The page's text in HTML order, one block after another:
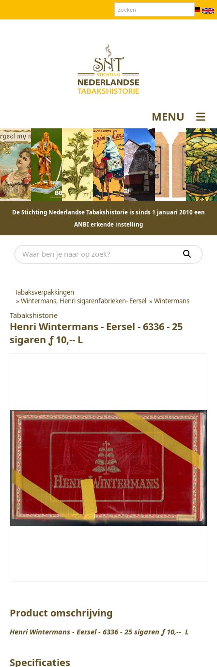
MENU
De Stichting Nederlandse Tabakshistorie is sinds 1 januari 2010 een
ANBI erkende instelling
Tabaksverpakkingen
» Wintermans, Henri sigarenfabrieken- Eersel » Wintermans
Tabakshistorie
Henri Wintermans - Eersel - 6336 - 25
sigaren ƒ 10,-- L
Product omschrijving
Henri Wintermans - Eersel - 6336 - 25 sigaren ƒ 10,-- L
Specificaties